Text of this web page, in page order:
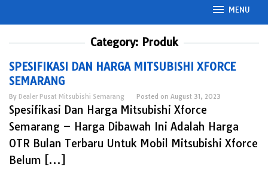
MENU
Category: Produk
SPESIFIKASI DAN HARGA MITSUBISHI XFORCE
SEMARANG
By Dealer Pusat Mitsubishi Semarang Posted on August 31, 2023
Spesifikasi Dan Harga Mitsubishi Xforce
Semarang – Harga Dibawah Ini Adalah Harga
OTR Bulan Terbaru Untuk Mobil Mitsubishi Xforce
Belum […]